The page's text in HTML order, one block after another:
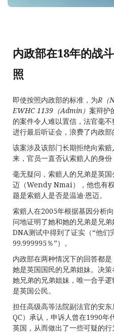
内政部在18年的战
照
即使按照内政部的标准，为R （
EWHC 1139 （Admin） 案辩护
的案件令人难以置信，法官毫
进行最后听证会，浪费了内政部
该案涉及该部门长期拒绝向索
来，官员一直否认索赔人的身份
毫无疑问，索赔人的兄弟是英
迈（Wendy Nmai），他也有
题是索赔人是否是温迪·恩迈。
索赔人在2005年根据基因分析
问地证明了她和她的兄弟是兄
DNA测试中得到了证实（“他们
99.999995％”）。
内政部在两种情况下的回答都
她是英国国民的兄弟姐妹。决
她兄弟的兄弟姐妹，唯一合乎
是英国公民。
担任高级高等法院副法官的安
QC）承认，申诉人曾在1990年
英国，从而做出了一些可疑的